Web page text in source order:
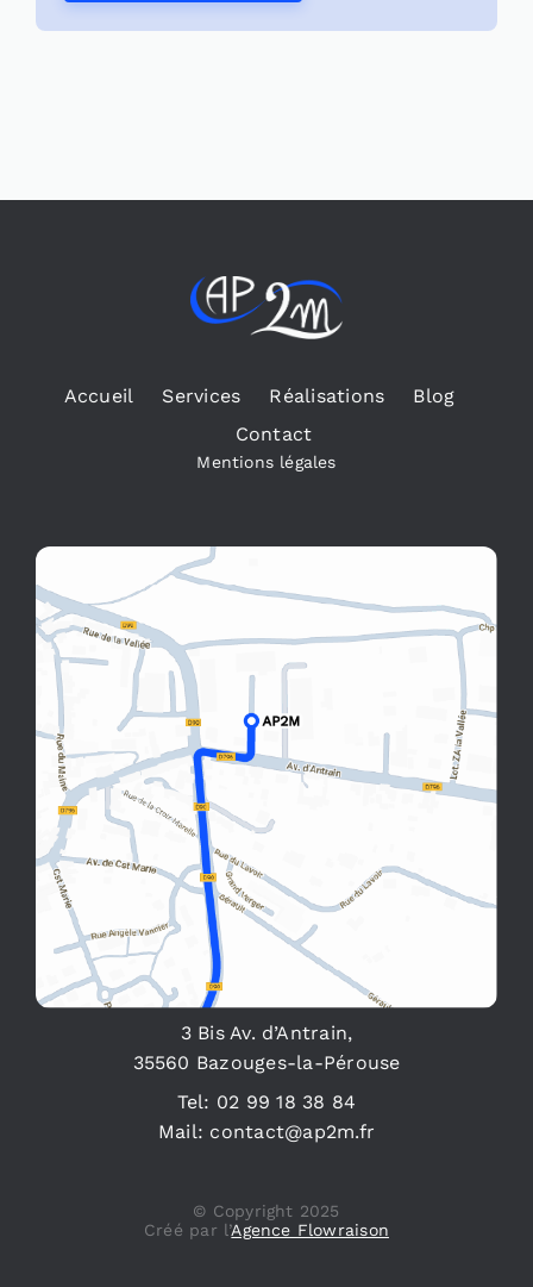
3 Bis Av. d’Antrain,
35560 Bazouges-la-Pérouse
Accueil Services Réalisations
Blog
Contact
Mentions légales
Tel: 02 99 18 38 84
Mail: contact@ap2m.fr
© Copyright 2025
Créé par l’Agence Flowraison